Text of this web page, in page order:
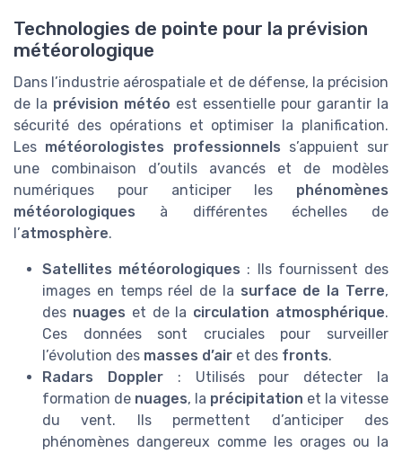
Technologies de pointe pour la prévision
météorologique
Dans l’industrie aérospatiale et de défense, la précision
de la prévision météo est essentielle pour garantir la
sécurité des opérations et optimiser la planification.
Les météorologistes professionnels s’appuient sur
une combinaison d’outils avancés et de modèles
numériques pour anticiper les phénomènes
météorologiques à différentes échelles de
l’atmosphère.
Satellites météorologiques : Ils fournissent des
images en temps réel de la surface de la Terre,
des nuages et de la circulation atmosphérique.
Ces données sont cruciales pour surveiller
l’évolution des masses d’air et des fronts.
Radars Doppler: Utilisés pour détecter la
formation de nuages, la précipitation et la vitesse
du vent. Ils permettent d’anticiper des
phénomènes dangereux comme les orages ou la